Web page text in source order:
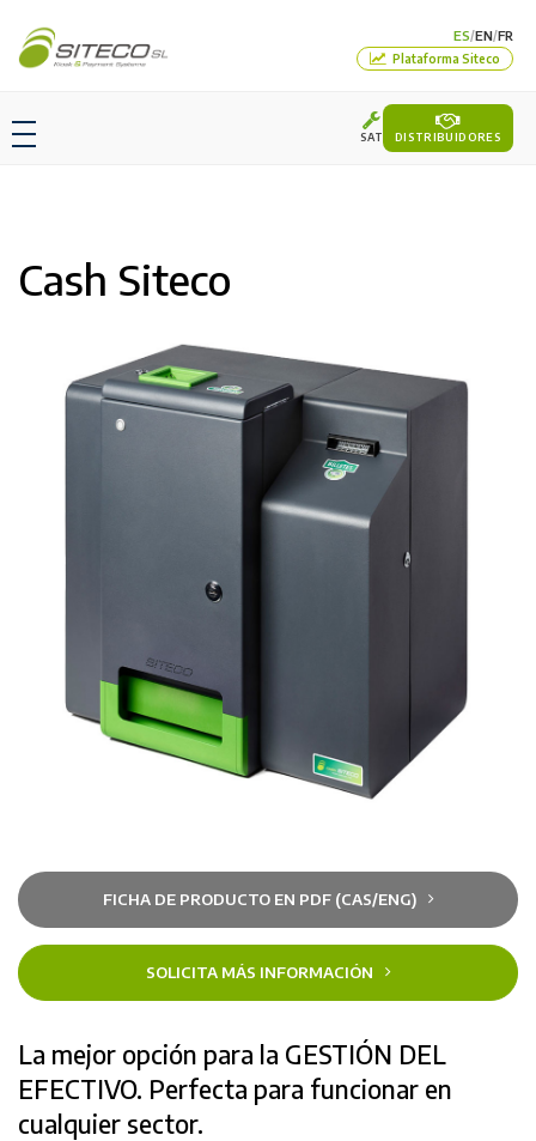
ES/EN/FR
Plataforma Siteco
SAT DISTRIBUIDORES
Cash Siteco
La mejor opción para la GESTIÓN DEL
EFECTIVO. Perfecta para funcionar en
cualquier sector.
FICHA DE PRODUCTO EN PDF (CAS/ENG)
SOLICITA MÁS INFORMACIÓN